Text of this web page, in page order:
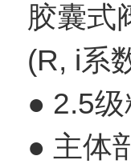
胶囊式
(R, i系
● 2.5
● 主体